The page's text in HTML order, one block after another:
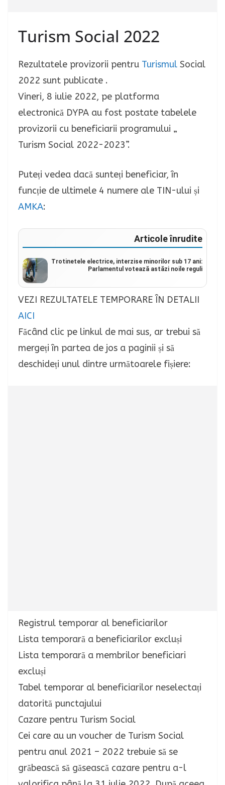
Turism Social 2022
Rezultatele provizorii pentru Turismul Social
2022 sunt publicate .
Vineri, 8 iulie 2022, pe platforma
electronică DYPA au fost postate tabelele
provizorii cu beneficiarii programului „
Turism Social 2022-2023”.
Puteți vedea dacă sunteți beneficiar, în
funcție de ultimele 4 numere ale TIN-ului și
AMKA:
Articole înrudite
Trotinetele electrice, interzise minorilor sub 17 ani:
Parlamentul votează astăzi noile reguli
VEZI REZULTATELE TEMPORARE ÎN DETALII
AICI
Făcând clic pe linkul de mai sus, ar trebui să
mergeți în partea de jos a paginii și să
deschideți unul dintre următoarele fișiere:
Registrul temporar al beneficiarilor
Lista temporară a beneficiarilor excluși
Lista temporară a membrilor beneficiari
excluși
Tabel temporar al beneficiarilor neselectați
datorită punctajului
Cazare pentru Turism Social
Cei care au un voucher de Turism Social
pentru anul 2021 – 2022 trebuie să se
grăbească să găsească cazare pentru a-l